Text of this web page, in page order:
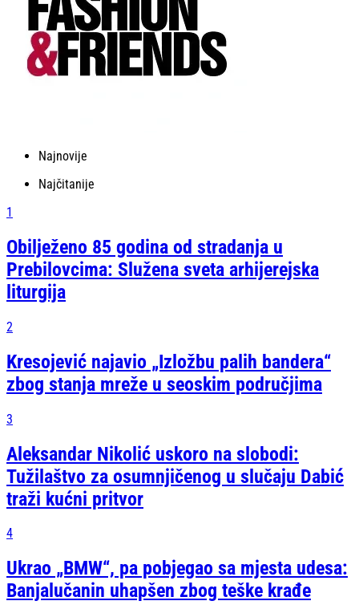
Najnovije
Najčitanije
1
Obilježeno 85 godina od stradanja u
Prebilovcima: Služena sveta arhijerejska
liturgija
2
Kresojević najavio „Izložbu palih bandera“
zbog stanja mreže u seoskim područjima
3
Aleksandar Nikolić uskoro na slobodi:
Tužilaštvo za osumnjičenog u slučaju Dabić
traži kućni pritvor
4
Ukrao „BMW“, pa pobjegao sa mjesta udesa:
Banjalučanin uhapšen zbog teške krađe